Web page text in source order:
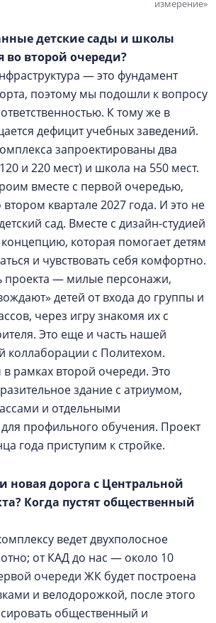
измерение»
детские сады и школы
во второй очереди?
— это фундамент
поэтому мы подошли к вопросу
К тому же в
дефицит учебных заведений.
запроектированы два
и 220 мест) и школа на 550 мест.
вместе с первой очередью,
квартале 2027 года. И это не
сад. Вместе с дизайн-студией
которая помогает детям
и чувствовать себя комфортно.
проекта — милые персонажи,
детей от входа до группы и
через игру знакомя их с
Это еще и часть нашей
коллаборации с Политехом.
рамках второй очереди. Это
здание с атриумом,
и отдельными
профильного обучения. Проект
года приступим к стройке.
новая дорога с Центральной
Когда пустят общественный
ведет двухполосное
от КАД до нас — около 10
очереди ЖК будет построена
и велодорожкой, после этого
общественный и